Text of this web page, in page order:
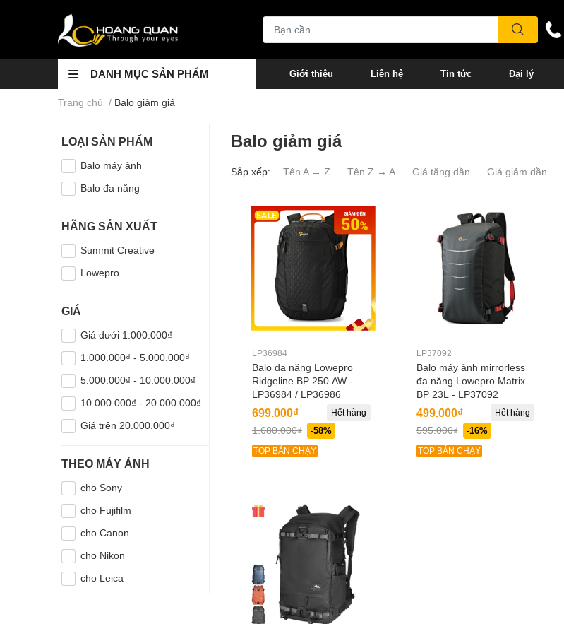
DANH MỤC SẢN PHẨM Giới thiệu Liên hệ Tin tức Đại lý
Trang chủ / Balo giảm giá
LOẠI SẢN PHẨM
Balo máy ảnh
Balo đa năng
HÃNG SẢN XUẤT
Summit Creative
Lowepro
GIÁ
Giá dưới 1.000.000₫
1.000.000₫ - 5.000.000₫
5.000.000₫ - 10.000.000₫
10.000.000₫ - 20.000.000₫
Giá trên 20.000.000₫
THEO MÁY ẢNH
cho Sony
cho Fujifilm
cho Canon
cho Nikon
cho Leica
Balo giảm giá
Sắp xếp: Tên A → Z Tên Z → A Giá tăng dần Giá giảm dần
LP36984
Balo đa năng Lowepro
Ridgeline BP 250 AW -
LP36984 / LP36986
699.000₫
1.680.000₫ -58%
Hết hàng
TOP BÁN CHẠY
LP37092
Balo máy ảnh mirrorless
đa năng Lowepro Matrix
BP 23L - LP37092
499.000₫
595.000₫ -16%
Hết hàng
TOP BÁN CHẠY